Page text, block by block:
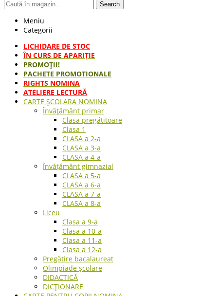
Search
Meniu
Categorii
LICHIDARE DE STOC
ÎN CURS DE APARIŢIE
PROMOȚII!
PACHETE PROMOTIONALE
RIGHTS NOMINA
ATELIERE LECTURĂ
CARTE ŞCOLARA NOMINA
Învățământ primar
Clasa pregătitoare
Clasa 1
CLASA a 2-a
CLASA a 3-a
CLASA a 4-a
Învățământ gimnazial
CLASA a 5-a
CLASA a 6-a
CLASA a 7-a
CLASA a 8-a
Liceu
Clasa a 9-a
Clasa a 10-a
Clasa a 11-a
Clasa a 12-a
Pregătire bacalaureat
Olimpiade școlare
DIDACTICĂ
DICȚIONARE